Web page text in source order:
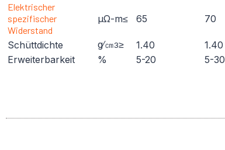
Elektrischer
spezifischer
Widerstand
μΩ-m≤ 65 70
Schüttdichte g∕㎝3≥ 1.40 1.40
Erweiterbarkeit
% 5-20 5-30